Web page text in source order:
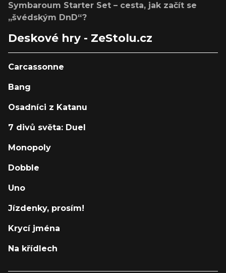
Symbaroum Starter Set – cesta, jak začít se
„švédským DnD“?
Deskové hry - ZeStolu.cz
Carcassonne
Bang
Osadníci z Katanu
7 divů světa: Duel
Monopoly
Dobble
Uno
Jízdenky, prosím!
Krycí jména
Na křídlech